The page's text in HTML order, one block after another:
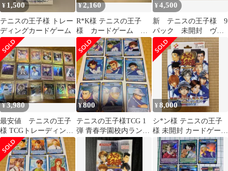
¥ 1,500
テニスの王子様 トレー
ディングカードゲーム
¥2,160
R*K様 テニスの王子
様 カードゲーム 非
売品+レアセット 50枚
¥4,500
新 テニスの王子様 9
パック 未開封 ヴァ
イスシュヴァルツブラ
ウ
¥3,980
最安値 テニスの王子
様 TCGトレーディング
カード まとめ売り
¥800
テニスの王子様TCG 1
弾 青春学園校内ランキ
ング戦 ノーマルコンプ
¥8,000
シ*ン様 テニスの王子
様 未開封 カードゲーム
越前リョーマと菊丸英
二 デッキ8